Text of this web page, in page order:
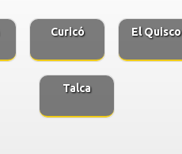
Curicó El Quisco
Talca